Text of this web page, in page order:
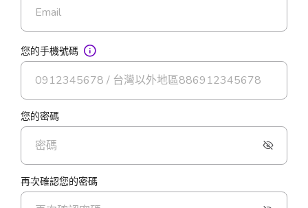
您的手機號碼
您的密碼
再次確認您的密碼